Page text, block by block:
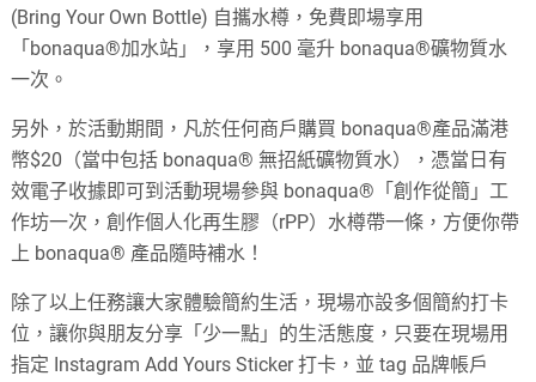
(Bring Your Own Bottle) 自攜水樽，免費即場享用
「bonaqua®加水站」，享用 500 毫升 bonaqua®礦物質水
一次。
另外，於活動期間，凡於任何商戶購買 bonaqua®產品滿港
幣$20（當中包括 bonaqua® 無招紙礦物質水），憑當日有
效電子收據即可到活動現場參與 bonaqua®「創作從簡」工
作坊一次，創作個人化再生膠（rPP）水樽帶一條，方便你帶
上 bonaqua® 產品隨時補水！
除了以上任務讓大家體驗簡約生活，現場亦設多個簡約打卡
位，讓你與朋友分享「少一點」的生活態度，只要在現場用
指定 Instagram Add Yours Sticker 打卡，並 tag 品牌帳戶